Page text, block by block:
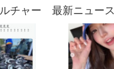
チャー 最新ニュース